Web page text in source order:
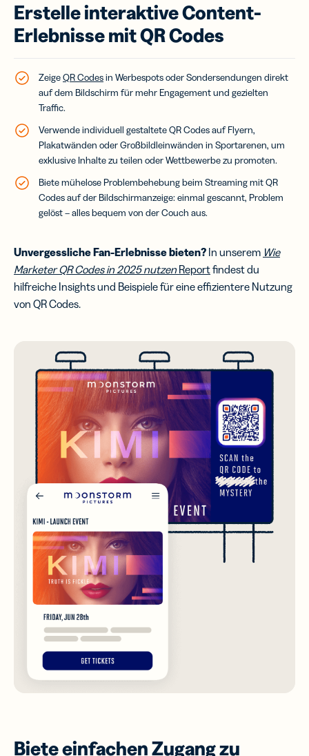
Erstelle interaktive Content-
Erlebnisse mit QR Codes
ZeigeQR Codesin Werbespots oder Sondersendungen direkt
auf dem Bildschirm für mehr Engagement und gezielten
Traffic.
Verwende individuell gestaltete QR Codes auf Flyern,
Plakatwänden oder Großbildleinwänden in Sportarenen, um
exklusive Inhalte zu teilen oder Wettbewerbe zu promoten.
Biete mühelose Problembehebung beim Streaming mit QR
Codes auf der Bildschirmanzeige: einmal gescannt, Problem
gelöst – alles bequem von der Couch aus.
Unvergessliche Fan-Erlebnisse bieten? In unserem Wie
Marketer QR Codes in 2025 nutzenReportfindest du
hilfreiche Insights und Beispiele für eine effizientere Nutzung
von QR Codes.
Biete einfachen Zugang zu